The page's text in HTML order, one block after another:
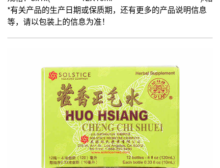
*有关产品的生产日期或保质期，还有更多的产品说明信息
等，请以包装上的信息为准！